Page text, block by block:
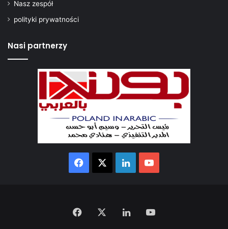
Nasz zespół
polityki prywatności
Nasi partnerzy
Facebook LinkedIn
Facebook LinkedIn